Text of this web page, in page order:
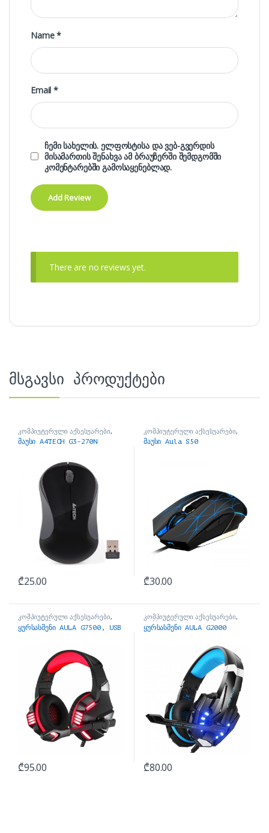
Name*
Email*
ჩემი სახელის. ელფოსტისა და ვებ-გვერდის
მისამართის შენახვა ამ ბრაუზერში შემდგომში
კომენტარებში გამოსაყენებლად.
There are no reviews yet.
მსგავსი პროდუქტები
კომპიუტერული აქსესუარები,
მაუსები
მაუსი A4TECH G3-270N
₾25.00
კომპიუტერული აქსესუარები,
მაუსები
მაუსი Aula S50
₾30.00
კომპიუტერული აქსესუარები,
ყურსასმენები
ყურსასმენი AULA G7500, USB
₾95.00
კომპიუტერული აქსესუარები,
ყურსასმენები
ყურსასმენი AULA G2000
₾80.00